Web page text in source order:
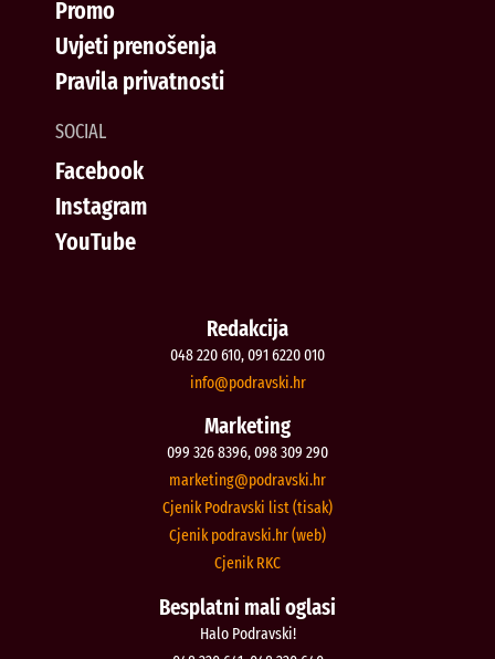
Promo
Uvjeti prenošenja
Pravila privatnosti
SOCIAL
Facebook
Instagram
YouTube
Redakcija
048 220 610, 091 6220 010
rh.iksvardop
@ofni
Marketing
099 326 8396, 098 309 290
rh.iksvardop
@gnitekram
Cjenik Podravski list (tisak)
Cjenik podravski.hr (web)
Cjenik RKC
Besplatni mali oglasi
Halo Podravski!